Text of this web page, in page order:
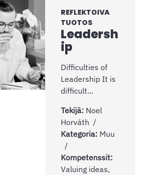
REFLEKTOIVA
TUOTOS
Leadersh
ip
Difficulties of
Leadership It is
difficult...
Tekijä: Noel
Horváth
Kategoria: Muu
Kompetenssit:
Valuing ideas,